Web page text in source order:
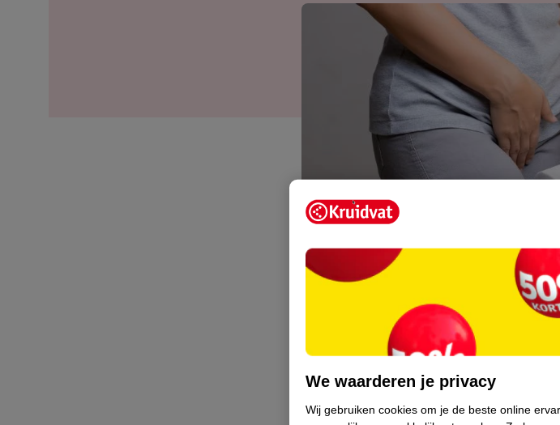
Incontinentie en de soorten
Lees op deze pagina wat incontinentie is en
kunt gebruiken bij ongewenst urineverlies.
Incontinentie en de soorten
We waarderen je privacy
Wij gebruiken cookies om je de beste online